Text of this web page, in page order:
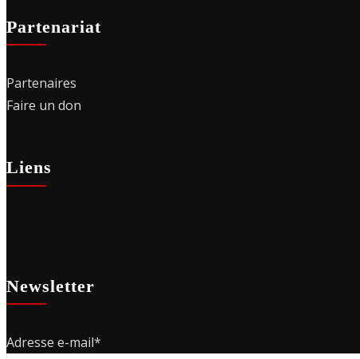
Partenariat
Partenaires
Faire un don
Liens
Newsletter
Adresse e-mail*